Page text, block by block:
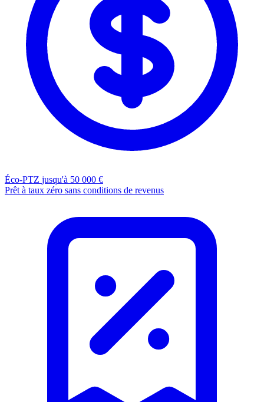
Éco-PTZ jusqu'à 50 000 €
Prêt à taux zéro sans conditions de revenus